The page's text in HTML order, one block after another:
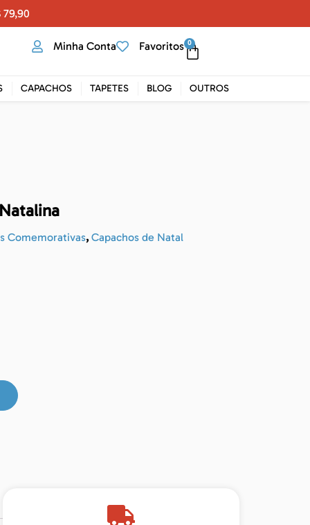
Minha Conta Favoritos 0
CAPACHOS TAPETES BLOG OUTROS
Comemorativas, Capachos de Natal